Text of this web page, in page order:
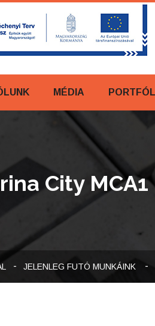
MÉDIA
City MCA1
JELENLEG FUTÓ MUNKÁINK -